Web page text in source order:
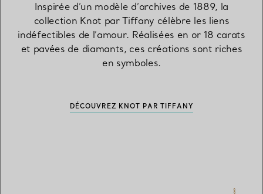
Inspirée d’un modèle d’archives de 1889, la
collection Knot par Tiffany célèbre les liens
indéfectibles de l’amour. Réalisées en or 18 carats
et pavées de diamants, ces créations sont riches
en symboles.
DÉCOUVREZ KNOT PAR TIFFANY